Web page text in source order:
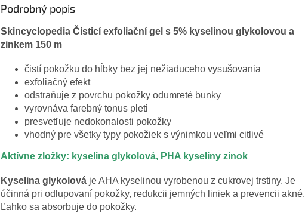
Podrobný popis
Skincyclopedia Čisticí exfoliační gel s 5% kyselinou glykolovou a
zinkem 150 m
čistí pokožku do hĺbky bez jej nežiaduceho vysušovania
exfoliačný efekt
odstraňuje z povrchu pokožky odumreté bunky
vyrovnáva farebný tonus pleti
presvetľuje nedokonalosti pokožky
vhodný pre všetky typy pokožiek s výnimkou veľmi citlivé
Aktívne zložky: kyselina glykolová, PHA kyseliny zinok
Kyselina glykolová je AHA kyselinou vyrobenou z cukrovej trstiny. Je
účinná pri odlupovaní pokožky, redukcii jemných liniek a prevencii akné.
Ľahko sa absorbuje do pokožky.